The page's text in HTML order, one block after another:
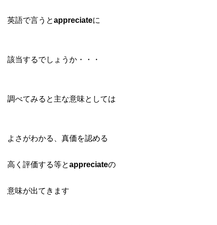
英語で言うとappreciateに
該当するでしょうか・・・
調べてみると主な意味としては
よさがわかる、真価を認める
高く評価する等とappreciateの
意味が出てきます